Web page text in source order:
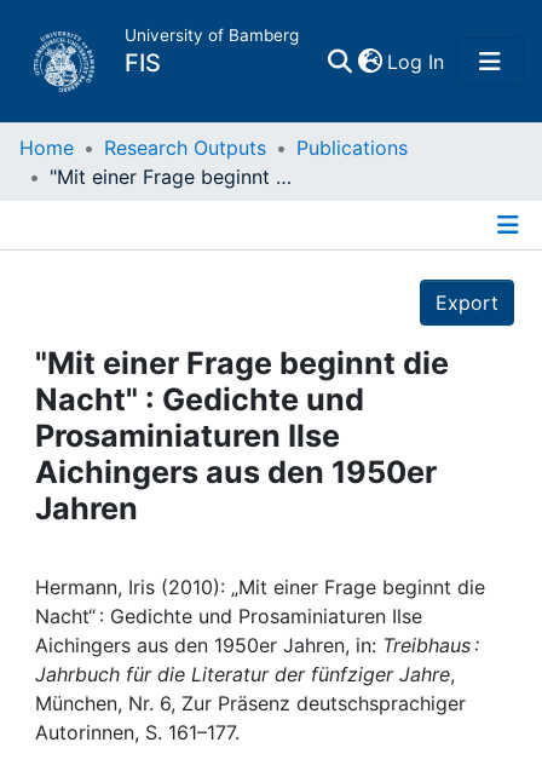
University of Bamberg
FIS Log In(current)
Home
Projects
People
Institutions
My FIS
Help
Home Research Outputs
Publications
"Mit einer Frage beginnt die Nacht" : Gedichte und Prosaminiaturen Ilse Aichingers aus den 1950er Jahren
Export
"Mit einer Frage beginnt die
Nacht" : Gedichte und
Prosaminiaturen Ilse
Aichingers aus den 1950er
Jahren
Hermann, Iris (2010): „Mit einer Frage beginnt die
Nacht“ : Gedichte und Prosaminiaturen Ilse
Aichingers aus den 1950er Jahren, in: Treibhaus :
Jahrbuch für die Literatur der fünfziger Jahre,
München, Nr. 6, Zur Präsenz deutschsprachiger
Autorinnen, S. 161–177.